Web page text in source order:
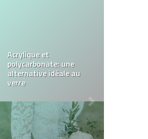
Qu’est-ce que la
kétamine ?